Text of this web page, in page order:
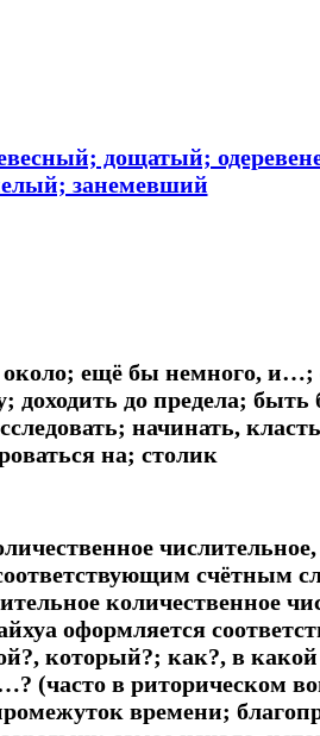
дощатый;
занемевший
около; ещё бы немного,
доходить до предела; быть
начинать,
на; столик
числительное,
счётным
количественное
оформляется
который?; как?, в какой
(часто в риторическом
времени;